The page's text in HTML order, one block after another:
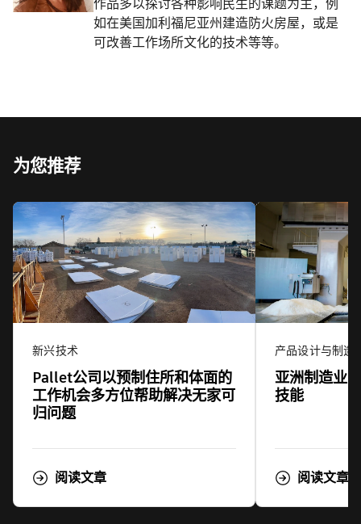
如在美国加利福尼亚州建造防火房屋，或是
可改善工作场所文化的技术等等。
为您推荐
新兴技术
Pallet公司以预制住所和体面的
工作机会多方位帮助解决无家可
归问题
阅读文章
产品设计与制造
亚洲制造业
技能
阅读文章